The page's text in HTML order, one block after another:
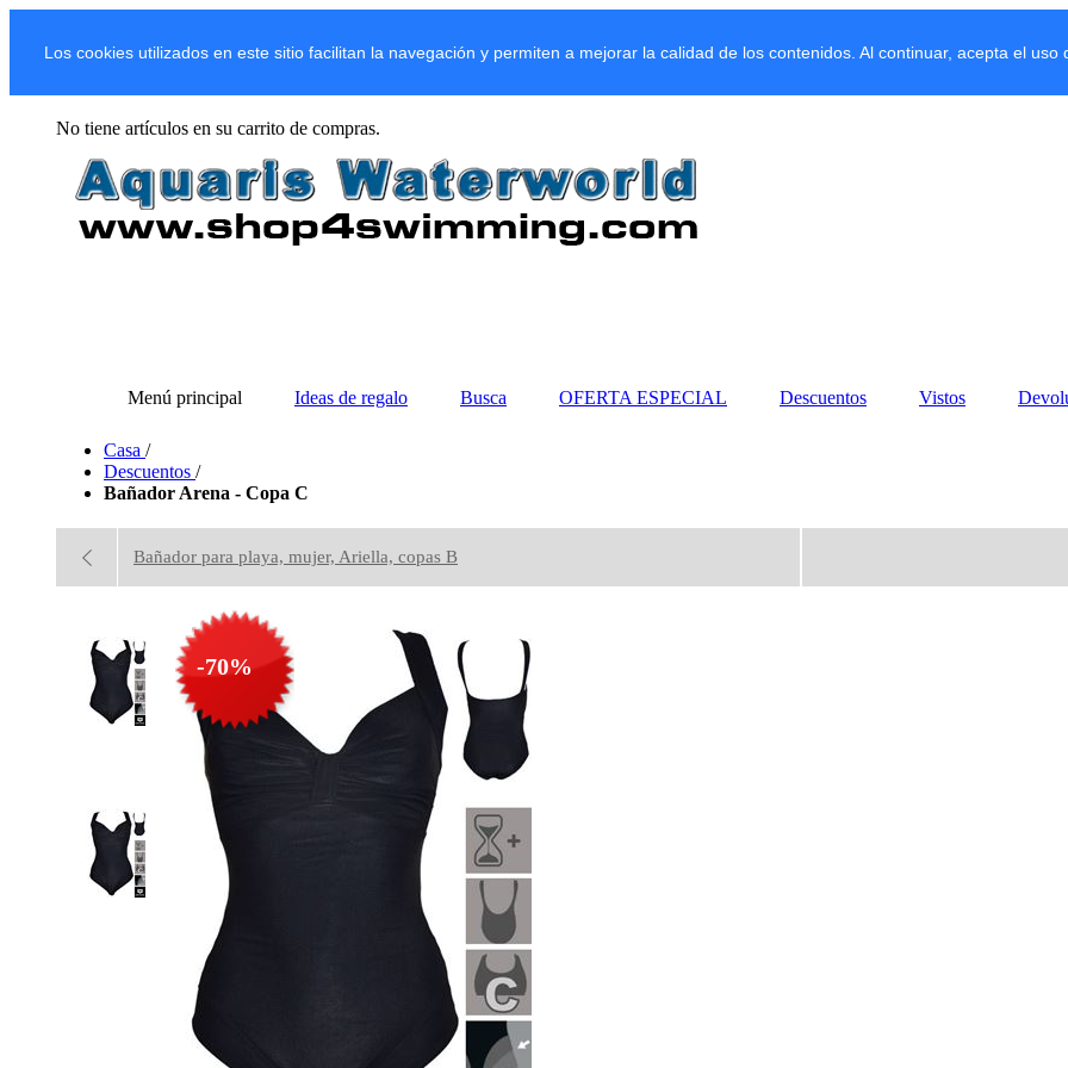
Los cookies utilizados en este sitio facilitan la navegación y permiten a mejorar la calidad de los contenidos. Al continuar, acepta el uso
No tiene artículos en su carrito de compras.
Menú principal Ideas de regalo Busca OFERTA ESPECIAL Descuentos Vistos
Casa /
Descuentos /
Bañador Arena - Copa C
Bañador para playa, mujer, Ariella, copas B
-70%